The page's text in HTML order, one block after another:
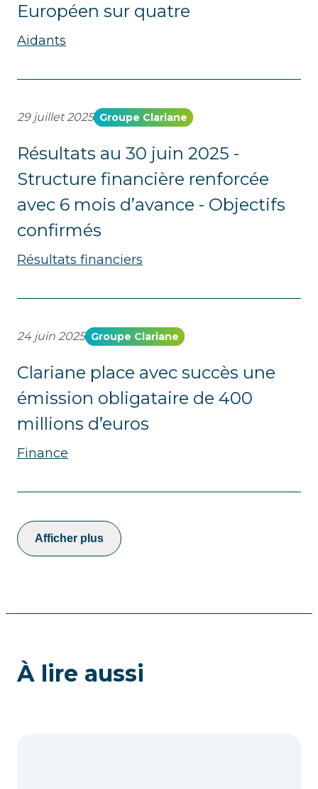
Européen sur quatre
Aidants
Résultats au 30 juin 2025 -
Structure financière renforcée
avec 6 mois d’avance - Objectifs
confirmés
29 juillet 2025 Groupe Clariane
Résultats financiers
Clariane place avec succès une
émission obligataire de 400
millions d’euros
24 juin 2025 Groupe Clariane
Finance
Afficher plus
À lire aussi